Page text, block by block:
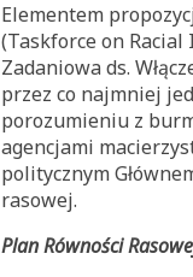
Elementem
(Taskforce on
Zadaniowa ds.
przez co najmniej
porozumieniu z
agencjami
politycznym
rasowej.
Plan Równości